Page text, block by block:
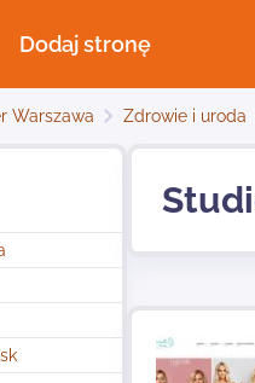
Dodaj stronę
Warszawa Zdrowie i uroda